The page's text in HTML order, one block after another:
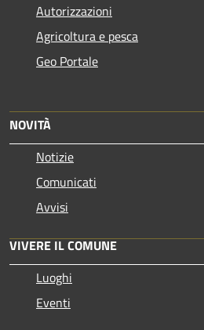
Autorizzazioni
Agricoltura e pesca
Geo Portale
NOVITÀ
Notizie
Comunicati
Avvisi
VIVERE IL COMUNE
Luoghi
Eventi